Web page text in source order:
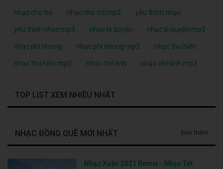
nhạc cho trẻ nhạc cho trẻ mp3 yêu thích nhạc
yêu thích nhạc mp3 nhạc lệ quyên nhạc lệ quyên mp3
nhạc phi nhung nhạc phi nhung mp3 nhạc thu hiền
nhạc thu hiền mp3 nhạc chế linh nhạc chế linh mp3
TOP LIST XEM NHIỀU NHẤT
NHẠC ĐỒNG QUÊ MỚI NHẤT Đọc thêm
Nhạc Xuân 2021 Remix - Nhạc Tết